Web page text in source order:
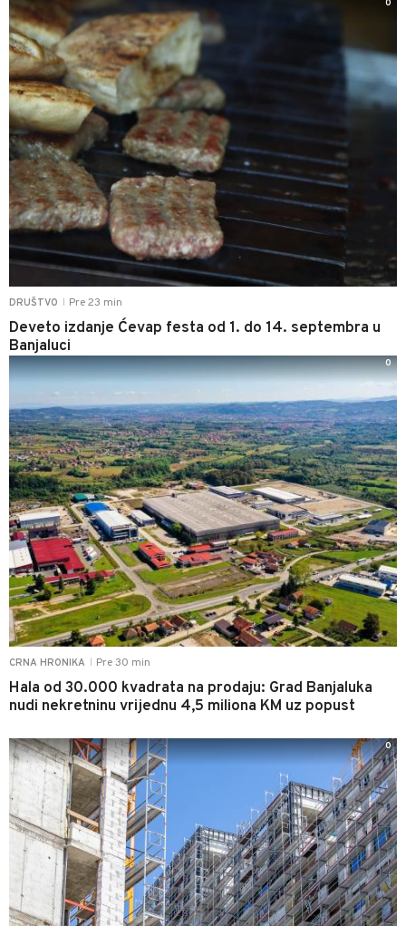
DRUŠTVO Pre 23 min
Deveto izdanje Ćevap festa od 1. do 14. septembra u
Banjaluci
0
CRNA HRONIKA Pre 30 min
Hala od 30.000 kvadrata na prodaju: Grad Banjaluka
nudi nekretninu vrijednu 4,5 miliona KM uz popust
0
0